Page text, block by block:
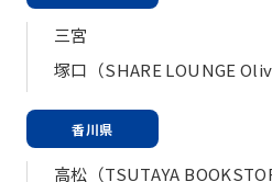
三宮
塚口（SHARE LOUNGE
香川県
高松（TSUTAYA